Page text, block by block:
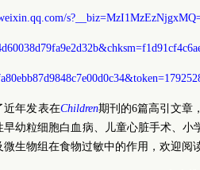
近年发表在Children期刊的6篇高引文章
早幼粒细胞白血病、儿童心脏手术、
微生物组在食物过敏中的作用，欢迎阅